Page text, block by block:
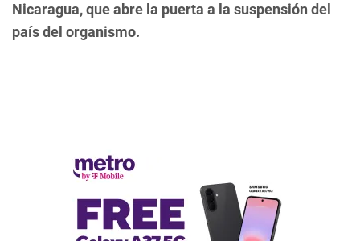
Nicaragua, que abre la puerta a la suspensión del
país del organismo.